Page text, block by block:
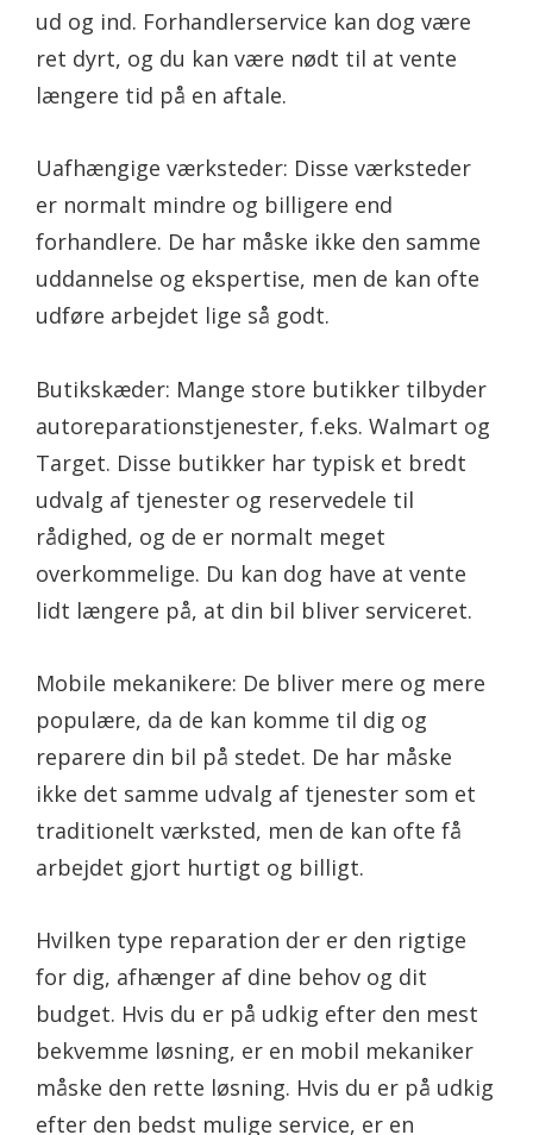
ud og ind. Forhandlerservice kan dog være
ret dyrt, og du kan være nødt til at vente
længere tid på en aftale.
Uafhængige værksteder: Disse værksteder
er normalt mindre og billigere end
forhandlere. De har måske ikke den samme
uddannelse og ekspertise, men de kan ofte
udføre arbejdet lige så godt.
Butikskæder: Mange store butikker tilbyder
autoreparationstjenester, f.eks. Walmart og
Target. Disse butikker har typisk et bredt
udvalg af tjenester og reservedele til
rådighed, og de er normalt meget
overkommelige. Du kan dog have at vente
lidt længere på, at din bil bliver serviceret.
Mobile mekanikere: De bliver mere og mere
populære, da de kan komme til dig og
reparere din bil på stedet. De har måske
ikke det samme udvalg af tjenester som et
traditionelt værksted, men de kan ofte få
arbejdet gjort hurtigt og billigt.
Hvilken type reparation der er den rigtige
for dig, afhænger af dine behov og dit
budget. Hvis du er på udkig efter den mest
bekvemme løsning, er en mobil mekaniker
måske den rette løsning. Hvis du er på udkig
efter den bedst mulige service, er en